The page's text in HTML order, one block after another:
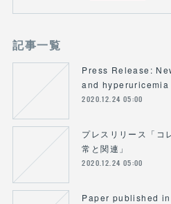
記事一覧
Press Release:
and
2020.12.24 05:00
プレスリリース「コ
常と関連」
2020.12.24 05:00
Paper published